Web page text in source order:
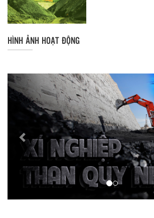
HÌNH ẢNH HOẠT ĐỘNG
Previous